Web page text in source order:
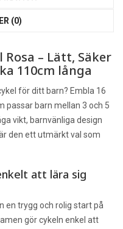
(0)
– Lätt, Säker
110cm långa
för ditt barn? Embla 16
passar barn mellan 3 och 5
vikt, barnvänliga design
den ett utmärkt val som
att lära sig
en trygg och rolig start på
gör cykeln enkel att